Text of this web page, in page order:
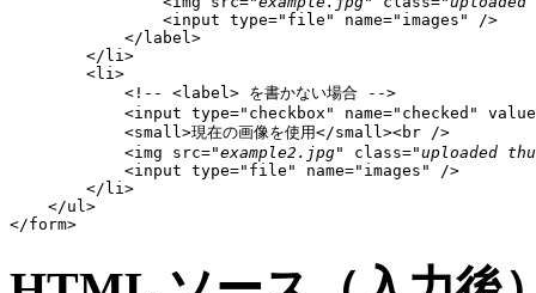
                <input type="file" name="images" />
            </label>
        </li>
        <li>
            <!-- <label> を書かない場合 -->
<input type="checkbox" name="checked"
            <small>現在の画像を使用</small><br />
            <img src="
example2.jpg" class="uploaded
            <input type="file" name="images" />
        </li>
    </ul>
</form>